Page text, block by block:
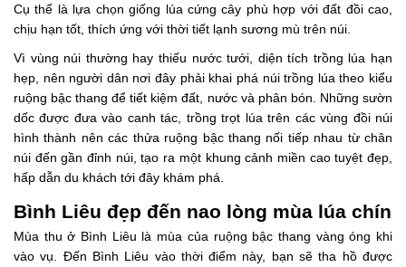
Cụ thể là lựa chọn giống lúa cứng cây phù hợp với đất đồi cao,
chịu hạn tốt, thích ứng với thời tiết lạnh sương mù trên núi.
Vì vùng núi thường hay thiếu nước tưới, diện tích trồng lúa hạn
hẹp, nên người dân nơi đây phải khai phá núi trồng lúa theo kiểu
ruộng bậc thang để tiết kiệm đất, nước và phân bón. Những sườn
dốc được đưa vào canh tác, trồng trọt lúa trên các vùng đồi núi
hình thành nên các thửa ruộng bậc thang nối tiếp nhau từ chân
núi đến gần đỉnh núi, tạo ra một khung cảnh miền cao tuyệt đẹp,
hấp dẫn du khách tới đây khám phá.
Bình Liêu đẹp đến nao lòng mùa lúa chín
Mùa thu ở Bình Liêu là mùa của ruộng bậc thang vàng óng khi
vào vụ. Đến Bình Liêu vào thời điểm này, bạn sẽ tha hồ được